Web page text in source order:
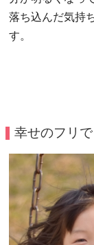
落ち込んだ気持
す。
幸せのフリ